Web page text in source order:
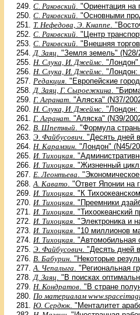
С. Раковский . "Ориентация
С. Раковский . "Основными
Т. Нефедова, Э. Кнаппе .
С. Раковский . "Центр
С. Раковский . "Внешняя
Д. Заяц . "Земля земель" (N28/
Н. Слука, И. Джеймс .
Н. Слука, И. Джеймс .
Редакция . "Европейские
Д. Заяц, Г. Сыроежкина .
Г. Агранат . "Аляска" (N37/
Н. Слука, И. Джеймс .
Г. Агранат . "Аляска" (N39/
В. Шпетный . "Формула
Э. Файбусович . "Десять дней
Н. Карамзин . "Лондон" (N45/
И. Тихоцкая .
И. Тихоцкая . "Жизненный
Е. Леонтьева .
А. Кавато . "Ответ Японии на
И. Тихоцкая . "К
И. Тихоцкая . "Преемники
И. Тихоцкая .
И. Тихоцкая . "Электроника и
И. Тихоцкая . "10 миллионов
И. Тихоцкая . "Автомобильная
Э. Файбусович . "Десять дней
В. Бабурин . "Некоторые
А. Чепалыга . "Региональная
Д. Заяц . "В поисках
Н. Кондратов . "В стране
По материалам
Ю. Сердюк . "Менталитет